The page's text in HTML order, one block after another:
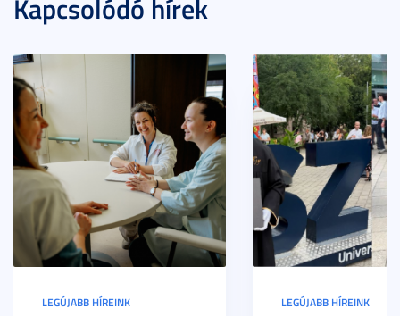
Kapcsolódó hírek
LEGÚJABB HÍREINK LEGÚJABB HÍREINK